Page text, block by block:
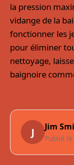
la pression
vidange de la
fonctionner les
pour éliminer
nettoyage,
baignoire
J Jim
Publié